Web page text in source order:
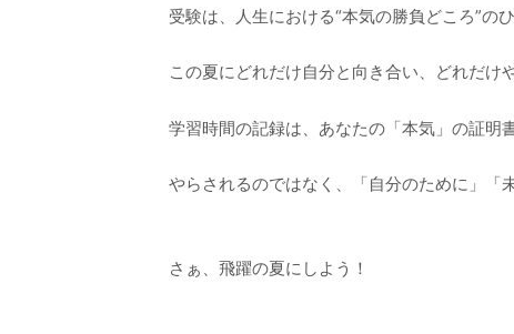
受験は、人生における“本気の勝負どころ”のひ
この夏にどれだけ自分と向き合い、どれだけ
学習時間の記録は、あなたの「本気」の証明書
やらされるのではなく、「自分のために」「
さぁ、飛躍の夏にしよう！